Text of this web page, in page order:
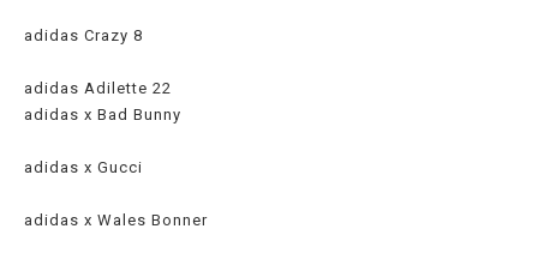
adidas Crazy 8
adidas Adilette 22
adidas x Bad Bunny
adidas x Gucci
adidas x Wales Bonner